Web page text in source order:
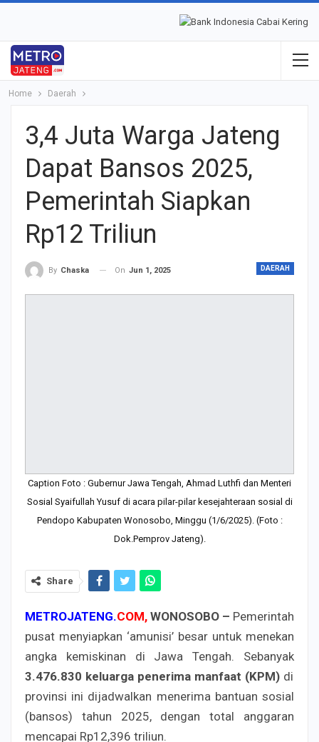
Home Daerah
3,4 Juta Warga Jateng
Dapat Bansos 2025,
Pemerintah Siapkan
Rp12 Triliun
DAERAH
By Chaska On Jun 1, 2025
Caption Foto : Gubernur Jawa Tengah, Ahmad Luthfi dan Menteri
Sosial Syaifullah Yusuf di acara pilar-pilar kesejahteraan sosial di
Pendopo Kabupaten Wonosobo, Minggu (1/6/2025). (Foto :
Dok.Pemprov Jateng).
Share
METROJATENG.COM, WONOSOBO – Pemerintah
pusat menyiapkan ‘amunisi’ besar untuk menekan
angka kemiskinan di Jawa Tengah. Sebanyak
3.476.830 keluarga penerima manfaat (KPM) di
provinsi ini dijadwalkan menerima bantuan sosial
(bansos) tahun 2025, dengan total anggaran
mencapai Rp12,396 triliun.